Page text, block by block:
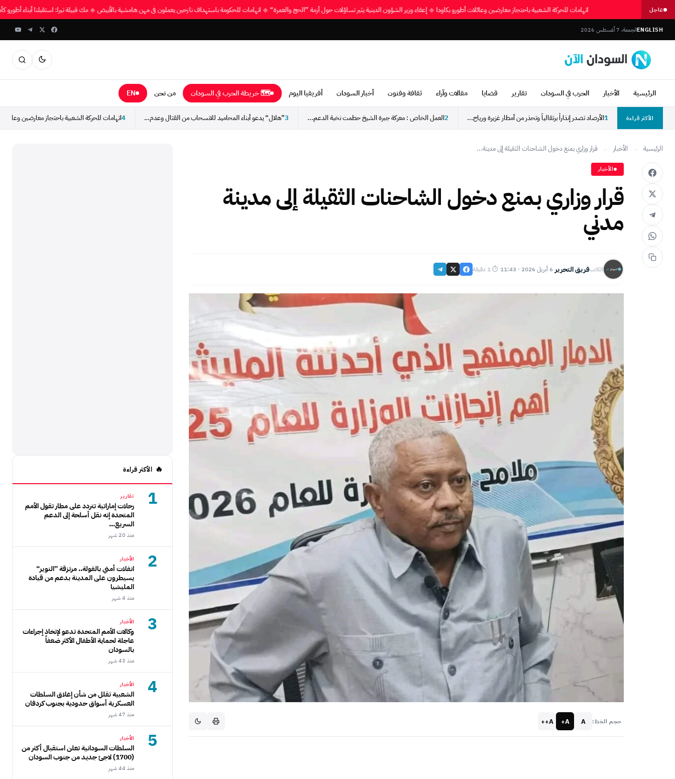
عاجل اتهامات للحركة الشعبية باحتجاز معارضين وعائلات أطورو بكاودا ◆ إعفاء وزير الشؤون الدينية يثير تساؤلات حول أزمة ”الحج والعمرة“ ◆ اتهامات للحكومة باستهداف نازحين يعملون في مهن هامشية بالأبيض ◆ مك قبيلة تيرا: استقبلنا أبناء
ENGLISHالجمعة، 7 أغسطس 2026
الرئيسية الأخبار الحرب في السودان تقارير قضايا مقالات وآراء ثقافة وفنون أخبار السودان أفريقيا اليوم 🗺 خريطة الحرب في السودان من نحن EN
الأكثر قراءة 1الأرصاد تصدر إنذاراً برتقالياً وتحذر من أمطار غزيرة ورياح... 2العمل الخاص : معركة جبرة الشيخ حطمت نخبة الدعم... 3 ”هلال“ يدعو أبناء المحاميد للانسحاب من القتال وعدم الاستجابة... 4
الرئيسية ← الأخبار ← قرار وزاري بمنع دخول الشاحنات الثقيلة إلى مدينة...
الأخبار
قرار وزاري بمنع دخول الشاحنات الثقيلة إلى مدينة
مدني
الكاتبفريق التحرير·6 أبريل 2026 · 11:43 ·⏱ 1 دقيقة
حجم الخط: A
A+
A++
الأكثر قراءة
1 تقارير
رحلات إماراتية تتردد على مطار تقول الأمم
المتحدة إنه نقل أسلحة إلى الدعم
السريع...
منذ 20 شهر
2 الأخبار
انفلات أمني بالفولة.. مرتزقة ”النوير“
يسيطرون على المدينة بدعم من قيادة
المليشيا
منذ 4 شهر
3 الأخبار
وكالات الأمم المتحدة تدعو لإتخاذ إجراءات
عاجلة لحماية الأطفال الأكثر ضعفاً
بالسودان
منذ 43 شهر
4 الأخبار
الشعبية تقلل من شأن إغلاق السلطات
العسكرية أسواق حدودية بجنوب كردفان
منذ 47 شهر
5 الأخبار
السلطات السودانية تعلن استقبال أكثر من
(1700) لاجئ جديد من جنوب السودان
منذ 44 شهر